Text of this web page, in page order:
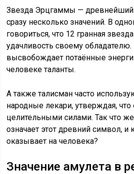
Звезда Эрцгаммы —
сразу несколько значений. В
говориться, что 12 гранная
удачливость своему
высвобождает потаённые
человеке таланты.
А также талисман часто
народные лекари, утверждая, что
целительными силами. Так что
означает этот древний символ, и
оказывает на человека?
Значение амулета в